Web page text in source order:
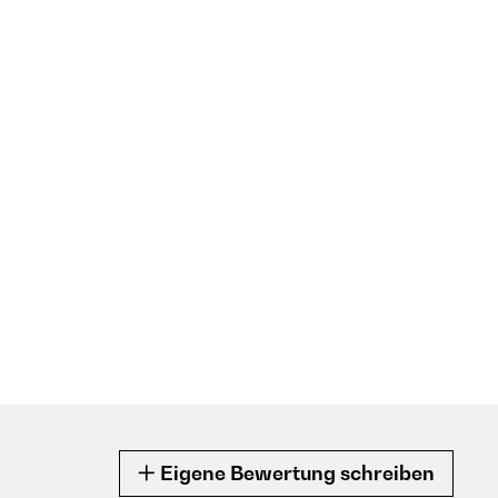
Eigene Bewertung schreiben